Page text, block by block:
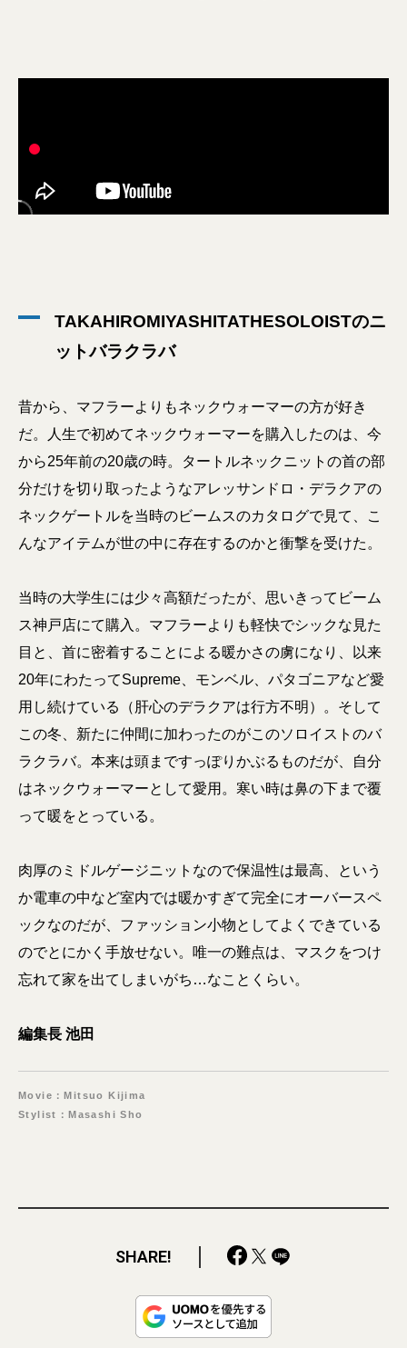
TAKAHIROMIYASHITATHESOLOISTのニ
ットバラクラバ
昔から、マフラーよりもネックウォーマーの方が好き
だ。人生で初めてネックウォーマーを購入したのは、今
から25年前の20歳の時。タートルネックニットの首の部
分だけを切り取ったようなアレッサンドロ・デラクアの
ネックゲートルを当時のビームスのカタログで見て、こ
んなアイテムが世の中に存在するのかと衝撃を受けた。
当時の大学生には少々高額だったが、思いきってビーム
ス神戸店にて購入。マフラーよりも軽快でシックな見た
目と、首に密着することによる暖かさの虜になり、以来
20年にわたってSupreme、モンベル、パタゴニアなど愛
用し続けている（肝心のデラクアは行方不明）。そして
この冬、新たに仲間に加わったのがこのソロイストのバ
ラクラバ。本来は頭まですっぽりかぶるものだが、自分
はネックウォーマーとして愛用。寒い時は鼻の下まで覆
って暖をとっている。
肉厚のミドルゲージニットなので保温性は最高、という
か電車の中など室内では暖かすぎて完全にオーバースペ
ックなのだが、ファッション小物としてよくできている
のでとにかく手放せない。唯一の難点は、マスクをつけ
忘れて家を出てしまいがち…なことくらい。
編集長 池田
Movie：Mitsuo Kijima
Stylist：Masashi Sho
SHARE!